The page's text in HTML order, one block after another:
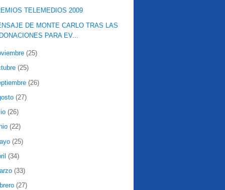
TELEMEDIOS 2009
DE MONTE CARLO TRAS LAS
PARA EV...
(25)
(25)
(26)
(27)
(26)
(22)
(25)
(34)
(33)
(27)